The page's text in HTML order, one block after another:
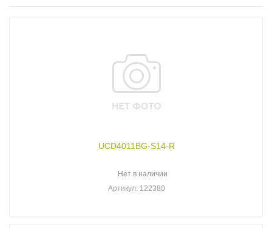
UCD4011BG-S14-R
Нет в наличии
Артикул: 122380